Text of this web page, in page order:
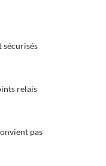
sécurisés
relais
pas